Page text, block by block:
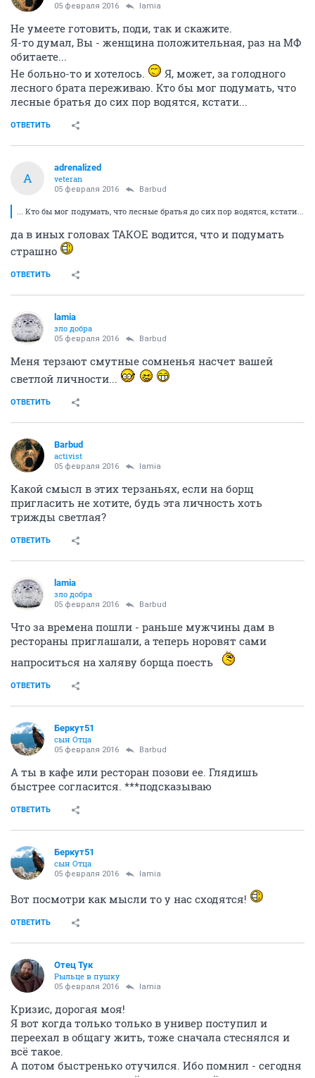
lamia
05 февраля 2016 Barbud
На борщ, ага, щазз. Развелось тут халявщиков
Конечно, праздный, какой же еще, даже и не
надейтесь
ОТВЕТИТЬ
Barbud
activist
05 февраля 2016 lamia
Не умеете готовить, поди, так и скажите.
Я-то думал, Вы - женщина положительная, раз на МФ
обитаете...
Не больно-то и хотелось.
лесного брата переживаю. Кто бы мог подумать, что
ОТВЕТИТЬ
A
veteran
05 февраля 2016 Barbud
... Кто бы мог подумать, что лесные братья до сих пор водятся, кстати...
да в иных головах ТАКОЕ водится, что и подумать
страшно
ОТВЕТИТЬ
lamia
зло добра
Меня терзают смутные сомненья насчет вашей
светлой личности...
ОТВЕТИТЬ
Barbud
activist
пригласить не хотите, будь эта личность хоть
трижды светлая?
ОТВЕТИТЬ
lamia
зло добра
05 февраля 2016 Barbud
Что за времена пошли - раньше мужчины дам в
рестораны приглашали, а теперь норовят сами
напроситься на халяву борща поесть
ОТВЕТИТЬ
сын Отца
А ты в кафе или ресторан позови ее. Глядишь
быстрее согласится. ***подсказываю
Беркут51
сын Отца
05 февраля 2016